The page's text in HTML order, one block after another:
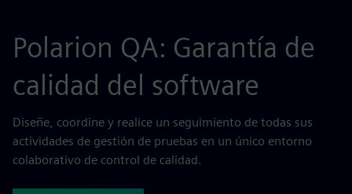
Polarion QA: Garantía de
calidad del software
Diseñe, coordine y realice un seguimiento de todas sus
actividades de gestión de pruebas en un único entorno
colaborativo de control de calidad.